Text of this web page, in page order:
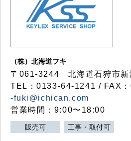
（株）北海道フキ
〒061-3244 北海道石狩市新
TEL：0133-64-1241 / FAX
-fuki@ichican.com
営業時間：9:00〜18:00
販売可 工事・取付可